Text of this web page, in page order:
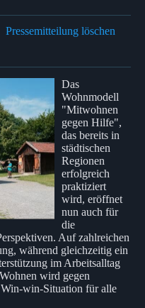
Pressemitteilung löschen
Das
Wohnmodell
"Mitwohnen
gegen Hilfe",
das bereits in
städtischen
Regionen
erfolgreich
praktiziert
wird, eröffnet
nun auch für
die
Auf zahlreichen
während gleichzeitig ein
im Arbeitsalltag
wird gegen
win-Situation für alle